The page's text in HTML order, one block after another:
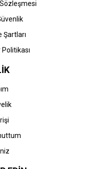
Şartları